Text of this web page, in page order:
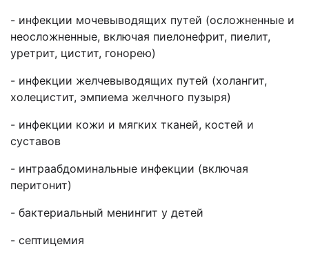
- инфекции мочевыводящих путей (осложненные и
неосложненные, включая пиелонефрит, пиелит,
уретрит, цистит, гонорею)
- инфекции желчевыводящих путей (холангит,
холецистит, эмпиема желчного пузыря)
- инфекции кожи и мягких тканей, костей и
суставов
- интраабдоминальные инфекции (включая
перитонит)
- бактериальный менингит у детей
- септицемия